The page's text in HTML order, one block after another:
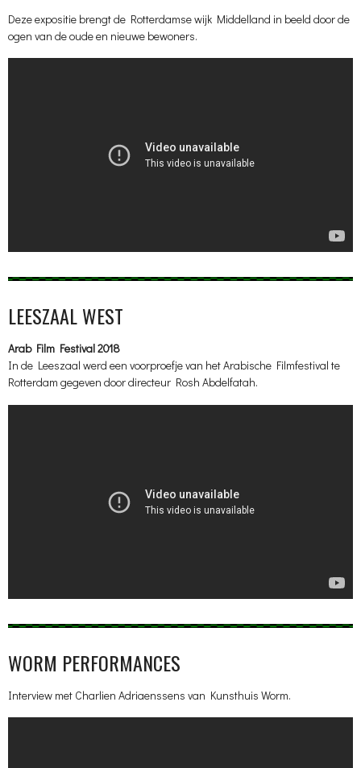
Deze expositie brengt de Rotterdamse wijk Middelland in beeld door de
ogen van de oude en nieuwe bewoners.
LEESZAAL WEST
Arab Film Festival 2018
In de Leeszaal werd een voorproefje van het Arabische Filmfestival te
Rotterdam gegeven door directeur Rosh Abdelfatah.
WORM PERFORMANCES
Interview met Charlien Adriaenssens van Kunsthuis Worm.